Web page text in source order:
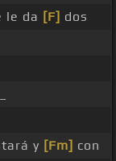
le da [F] dos
y [Fm] con